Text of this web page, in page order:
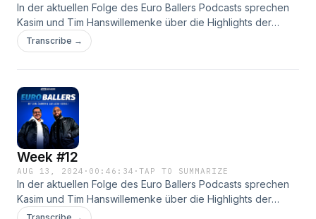
In der aktuellen Folge des Euro Ballers Podcasts sprechen
Kasim und Tim Hanswillemenke über die Highlights der
Woche 13 der European League of Football. Sie analysieren
die spannendsten Momente und werfen einen Blick auf die
Transcribe →
Week #12
AUG 13, 2024 · 00:46:34 ·TAP TO SUMMARIZE
In der aktuellen Folge des Euro Ballers Podcasts sprechen
Kasim und Tim Hanswillemenke über die Highlights der
Woche 12 der European League of Football. Der Fokus liegt